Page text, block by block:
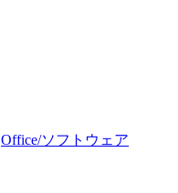
Office/ソフトウェア